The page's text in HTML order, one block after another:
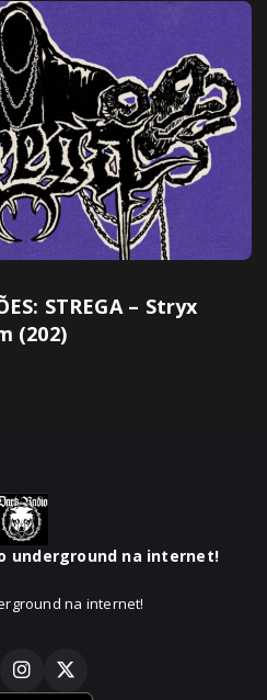
STREGA – Stryx
(202)
underground na internet!
na internet!